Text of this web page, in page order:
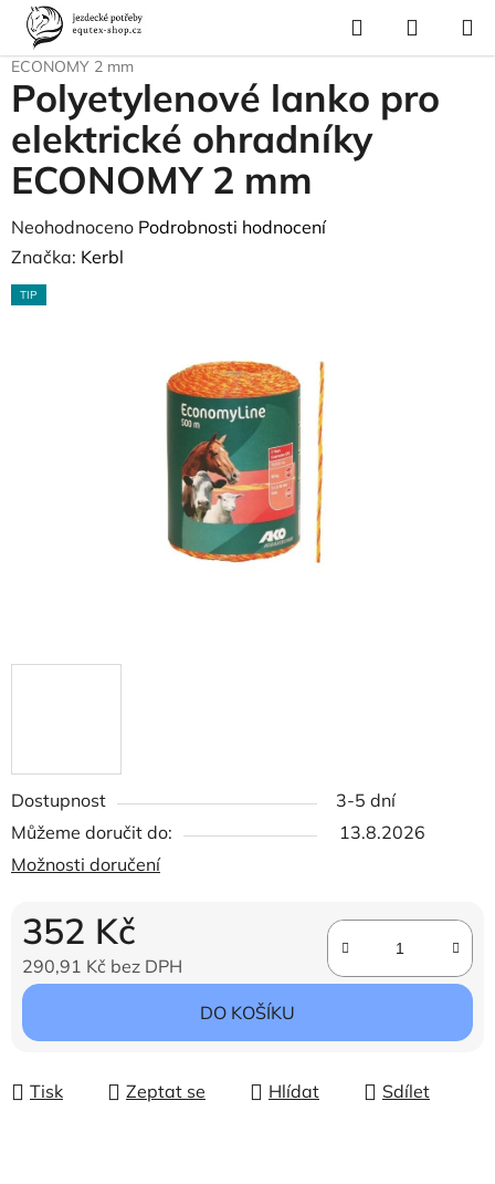
Přejít
obsah
Hledat
KOŠÍK
Domů
Vybavení stáje
ECONOMY 2 mm
Dostupnost
3-5 dní
Můžeme doručit do:
13.8.2026
Možnosti doručení
352 Kč
290,91 Kč bez DPH
Měrná cena:
DO KOŠÍKU
Tisk Zeptat se Hlídat Sdílet
Polyetylenové lanko pro
elektrické ohradníky
ECONOMY 2 mm
Průměrné
hodnocení
produktu
Neohodnoceno Podrobnosti hodnocení
Značka: Kerbl
TIP